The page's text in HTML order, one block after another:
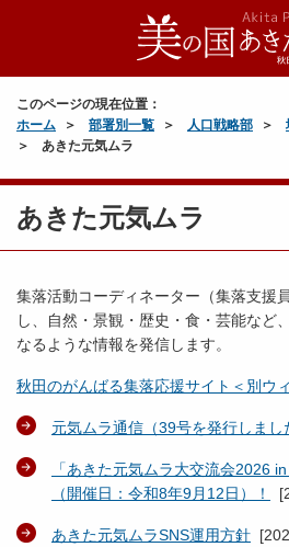
このページの現在位置：
ホーム
部署別一覧 人口戦略部
あきた元気ムラ
あきた元気ムラ
集落活動コーディネーター（集落支援
し、自然・景観・歴史・食・芸能など
なるような情報を発信します。
秋田のがんばる集落応援サイト＜別ウ
元気ムラ通信（39号を発行しまし
「あきた元気ムラ大交流会2026
（開催日：令和8年9月12日）！
[
あきた元気ムラSNS運用方針 [